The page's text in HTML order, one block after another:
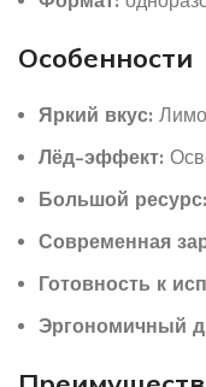
Особенности
Яркий вкус:
Лёд-эффект:
Большой ресурс:
Современная
Готовность к
Эргономичный